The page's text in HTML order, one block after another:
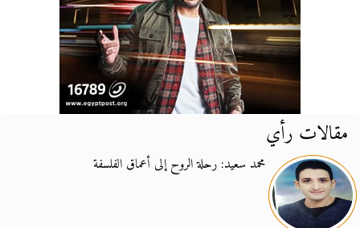
مقالات رأي
محمد سعيد: رحلة الروح إلى أعماق الفلسفة